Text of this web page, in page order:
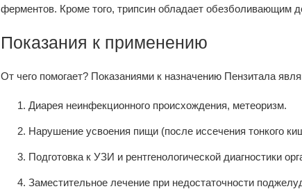
ферментов. Кроме того, трипсин обладает обезболивающим
Показания к применению
От чего помогает? Показаниями к назначению Пензитала
Диарея неинфекционного происхождения, метеоризм.
Нарушение усвоения пищи (после иссечения тонкого
Подготовка к УЗИ и рентгенологической диагностики
Заместительное лечение при недостаточности